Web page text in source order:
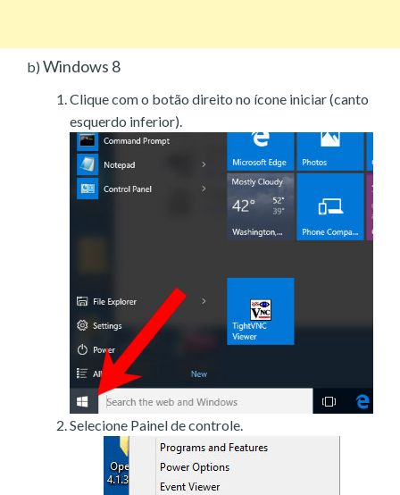
b) Windows 8
Clique com o botão direito no ícone iniciar (canto
esquerdo inferior).
Selecione Painel de controle.